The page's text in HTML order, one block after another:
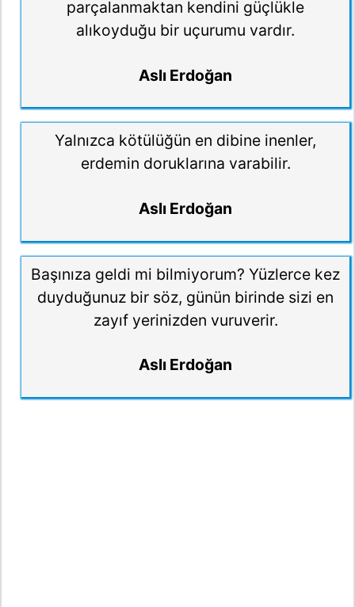
parçalanmaktan kendini güçlükle
alıkoyduğu bir uçurumu vardır.
Aslı Erdoğan
Yalnızca kötülüğün en dibine inenler,
erdemin doruklarına varabilir.
Aslı Erdoğan
Başınıza geldi mi bilmiyorum? Yüzlerce kez
duyduğunuz bir söz, günün birinde sizi en
zayıf yerinizden vuruverir.
Aslı Erdoğan